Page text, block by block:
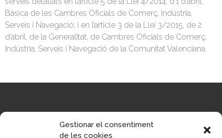
Gestionar el consentiment
de les cookies
Bàsica de les Cambres Oficials de Comerç, Indústria,
Serveis i Navegació; i en l’article 3 de la Llei 3/2015, de 2
d’abril, de la Generalitat, de Cambres Oficials de Comerç,
Indústria, Serveis i Navegació de la Comunitat Valenciana.
Sobre la Cambra
Perfil del contractant